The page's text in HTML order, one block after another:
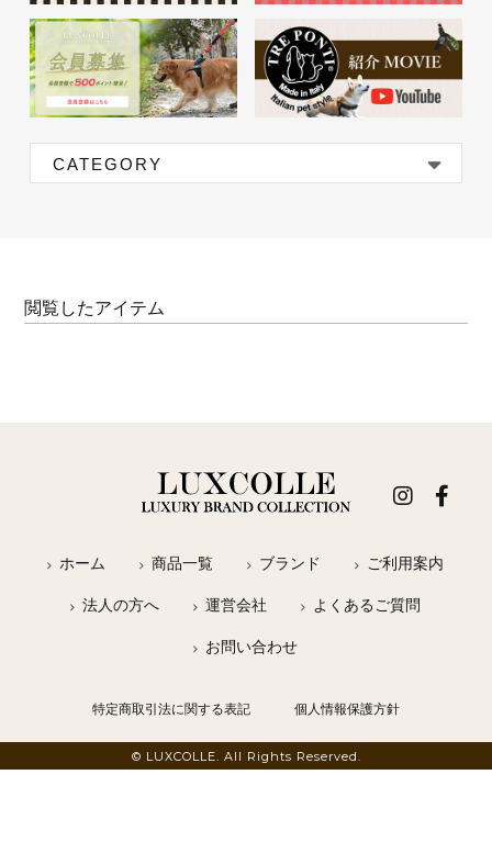
CATEGORY
閲覧したアイテム
ホーム 商品一覧 ブランド ご利用案内
法人の方へ 運営会社 よくあるご質問
お問い合わせ
特定商取引法に関する表記 個人情報保護方針
© LUXCOLLE. All Rights Reserved.